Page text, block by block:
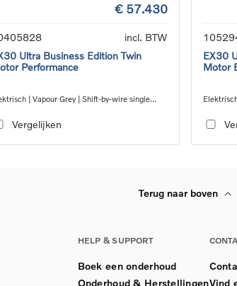
€ 57.430
incl. BTW
Ultra Business Edition Twin
Performance
| Vapour Grey | Shift-by-wire single
Vergelijken
EX30
Motor
Terug naar boven
HELP & SUPPORT
Boek een onderhoud
Onderhoud & HerstellingenVind